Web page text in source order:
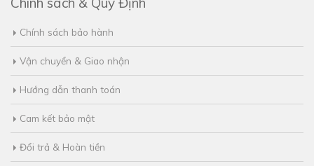
Chính sách bảo hành
Vận chuyển & Giao nhận
Hướng dẫn thanh toán
Cam kết bảo mật
Đổi trả & Hoàn tiền